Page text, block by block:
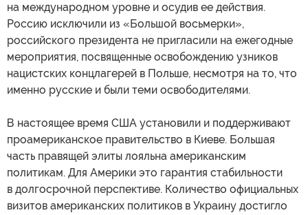
на международном уровне и осудив ее действия.
Россию исключили из «Большой восьмерки»,
российского президента не пригласили на ежегодные
мероприятия, посвященные освобождению узников
нацистских концлагерей в Польше, несмотря на то, что
именно русские и были теми освободителями.
В настоящее время США установили и поддерживают
проамериканское правительство в Киеве. Большая
часть правящей элиты лояльна американским
политикам. Для Америки это гарантия стабильности
в долгосрочной перспективе. Количество официальных
визитов американских политиков в Украину достигло